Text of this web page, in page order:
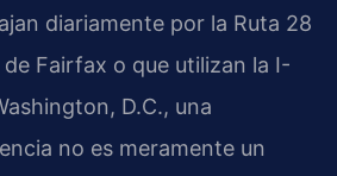
diariamente por la Ruta 28
Fairfax o que utilizan la I-
D.C., una
no es meramente un